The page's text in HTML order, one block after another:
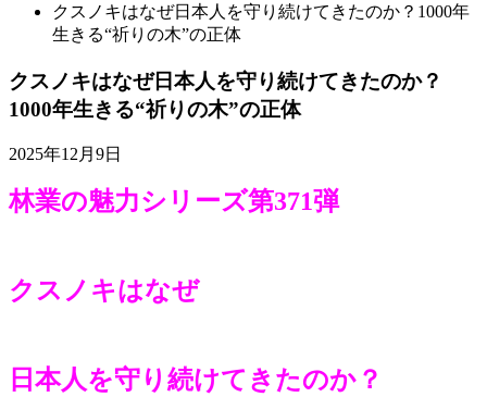
クスノキはなぜ日本人を守り続けてきたのか？1000年
生きる“祈りの木”の正体
クスノキはなぜ日本人を守り続けてきたのか？
1000年生きる“祈りの木”の正体
2025年12月9日
林業の魅力シリーズ第371弾
クスノキはなぜ
日本人を守り続けてきたのか？